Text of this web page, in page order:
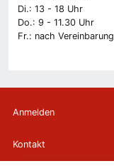
Di.: 13 - 18 Uhr
Do.: 9 - 11.30 Uhr
Fr.: nach Vereinbarung
Anmelden
Kontakt